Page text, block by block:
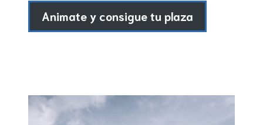
Animate y consigue tu plaza